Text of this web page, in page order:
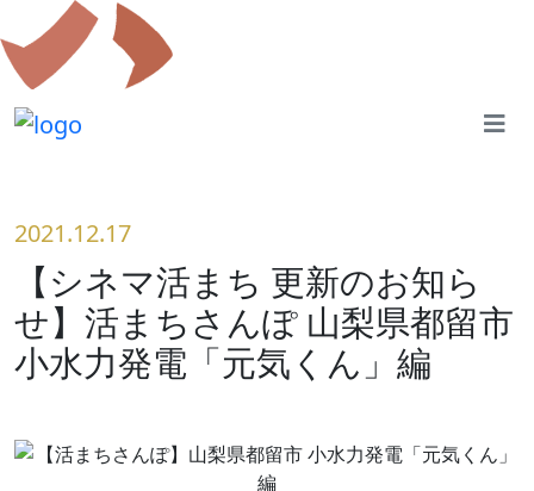
2021.12.17
【シネマ活まち 更新のお知ら
せ】活まちさんぽ 山梨県都留市
小水力発電「元気くん」編